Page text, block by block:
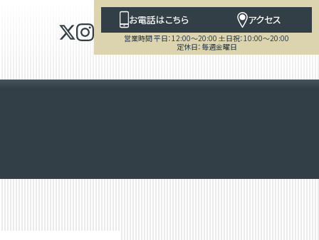
お電話はこちら アクセス
営業時間 平日：12:00～20:00 土日祝：10:00～20:00
定休日：毎週金曜日